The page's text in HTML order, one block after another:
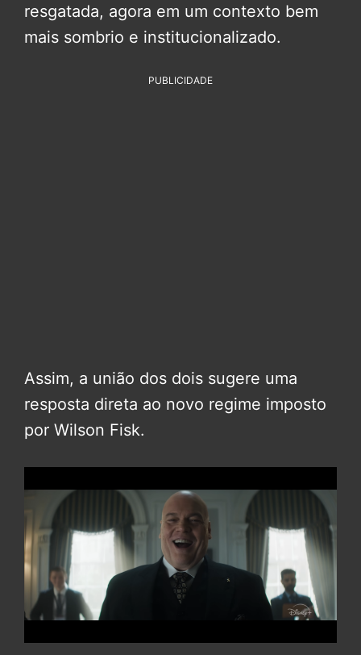
resgatada, agora em um contexto bem
mais sombrio e institucionalizado.
PUBLICIDADE
Assim, a união dos dois sugere uma
resposta direta ao novo regime imposto
por Wilson Fisk.